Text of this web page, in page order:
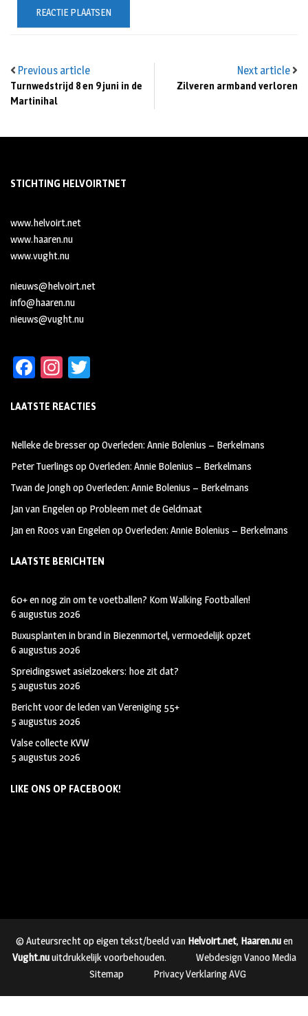
Previous article
Turnwedstrijd 8 en 9 juni in de
Martinihal
Next article
Zilveren armband verloren
STICHTING HELVOIRTNET
www.helvoirt.net
www.haaren.nu
www.vught.nu
nieuws@helvoirt.net
info@haaren.nu
nieuws@vught.nu
Fa
b
oo
k
In
ag
m
tt
LAATSTE REACTIES
Nelleke de bresseropOverleden: Annie Bolenius – Berkelmans
Peter Tuerlings opOverleden: Annie Bolenius – Berkelmans
Twan de JonghopOverleden: Annie Bolenius – Berkelmans
Jan van Engelenop Probleem met de Geldmaat
Jan en Roos van EngelenopOverleden: Annie Bolenius – Berkelmans
LAATSTE BERICHTEN
60+ en nog zin om te voetballen? Kom Walking Footballen!
6 augustus 2026
Buxusplanten in brand in Biezenmortel, vermoedelijk opzet
6 augustus 2026
Spreidingswet asielzoekers: hoe zit dat?
5 augustus 2026
Bericht voor de leden van Vereniging 55+
5 augustus 2026
Valse collecte KVW
5 augustus 2026
LIKE ONS OP FACEBOOK!
© Auteursrecht op eigen tekst/beeld van Helvoirt.net, Haaren.nuen
Vught.nuuitdrukkelijk voorbehouden.
Webdesign Vanoo Media
Sitemap
Privacy Verklaring AVG